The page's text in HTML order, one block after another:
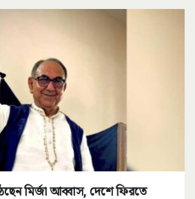
মির্জা আব্বাস, দেশে ফিরতে